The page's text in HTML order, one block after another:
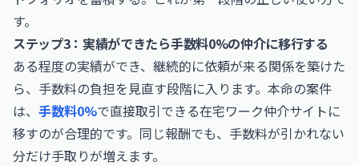
す。
ステップ3：実績ができたら手数料0%の仲介に移行する
ある程度の実績ができ、継続的に依頼が来る関係を築けた
ら、手数料の負担を見直す段階に入ります。本命の案件
は、 手数料0%で直接取引できる在宅ワーク仲介サイトに
移すのが合理的です。同じ報酬でも、手数料が引かれない
分だけ手取りが増えます。